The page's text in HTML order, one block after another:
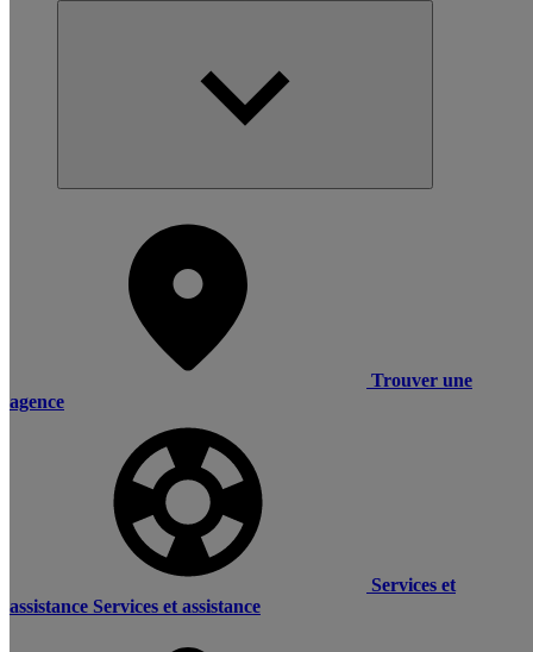
Trouver une
agence
Services et
assistance Services et assistance